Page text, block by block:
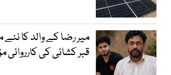
میر رضا کے والد کا نئے
قبر کشائی کی کارروائی